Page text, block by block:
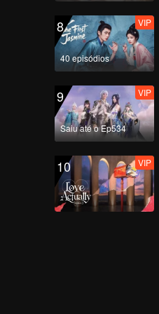
8
40 episódios
VIP
9
Saiu até o Ep534
VIP
10 VIP